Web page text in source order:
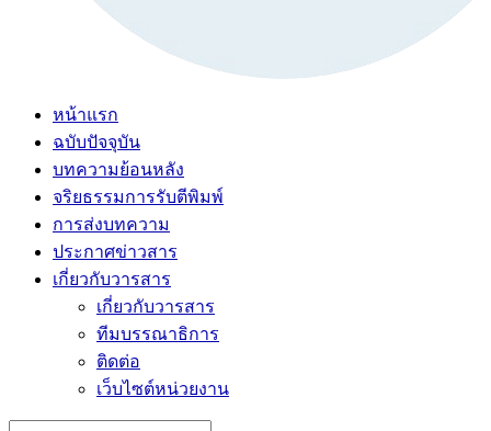
หน้าแรก
ฉบับปัจจุบัน
บทความย้อนหลัง
จริยธรรมการรับตีพิมพ์
การส่งบทความ
ประกาศข่าวสาร
เกี่ยวกับวารสาร
เกี่ยวกับวารสาร
ทีมบรรณาธิการ
ติดต่อ
เว็บไซต์หน่วยงาน